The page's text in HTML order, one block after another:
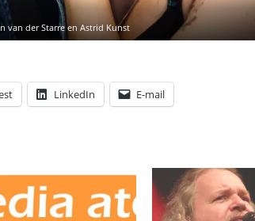
van der Starre en Astrid Kunst
LinkedIn E-mail